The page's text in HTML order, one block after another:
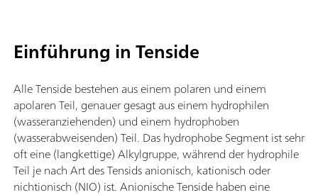
Einführung in Tenside
Alle Tenside bestehen aus einem polaren und einem
apolaren Teil, genauer gesagt aus einem hydrophilen
(wasseranziehenden) und einem hydrophoben
(wasserabweisenden) Teil. Das hydrophobe Segment ist sehr
oft eine (langkettige) Alkylgruppe, während der hydrophile
Teil je nach Art des Tensids anionisch, kationisch oder
nichtionisch (NIO) ist. Anionische Tenside haben eine